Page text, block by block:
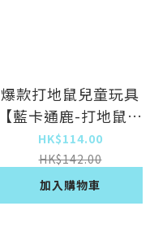
爆款打地鼠兒童玩具
【藍卡通鹿-打地鼠[1
個鎚子]】
HK$114.00
HK$142.00
加入購物車